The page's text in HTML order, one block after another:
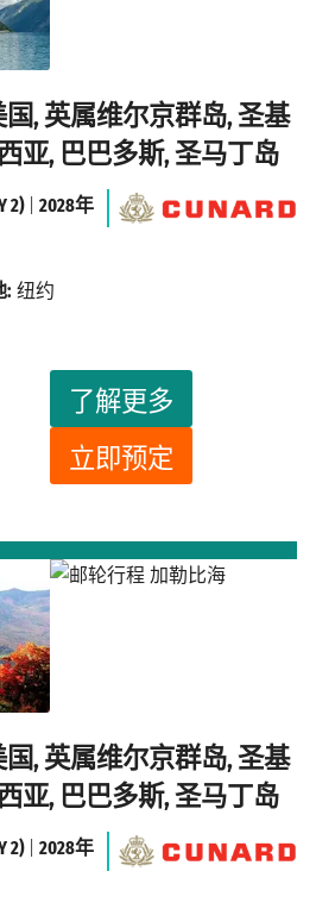
, 英属维尔京群岛, 圣基
亚, 巴巴多斯, 圣马丁岛
了解更多
立即预定
2)| 2028年
: 纽约
, 英属维尔京群岛, 圣基
亚, 巴巴多斯, 圣马丁岛
2)| 2028年